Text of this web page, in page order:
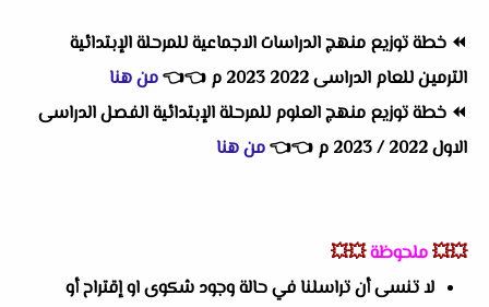
⏪ خطة توزيع منهج الدراسات الاجماعية للمرحلة الإبتدائية
الترمين للعام الدراسى 2022 2023 م
👈
👈من هنا
⏪ خطة توزيع منهج العلوم للمرحلة الإبتدائية الفصل الدراسى
الاول 2022 / 2023 م
👈
👈من هنا
💥💥ملحوظة💥💥
لا تنسى أن تراسلنا في حالة وجود شكوى او إقتراح أو